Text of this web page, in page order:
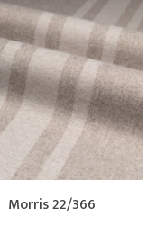
Morris 22/366